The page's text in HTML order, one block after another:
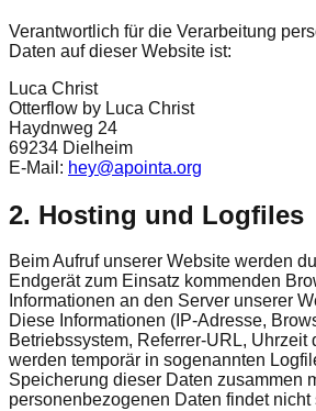
Verantwortlich für die Verarbeitung
Daten auf dieser Website ist:
Luca Christ
Otterflow by Luca Christ
Haydnweg 24
69234 Dielheim
E-Mail: hey@apointa.org
2. Hosting und Logfiles
Beim Aufruf unserer Website werden
Endgerät zum Einsatz kommenden
Informationen an den Server unserer
Diese Informationen (IP-Adresse,
Betriebssystem, Referrer-URL, Uhrzeit
werden temporär in sogenannten
Speicherung dieser Daten zusammen
personenbezogenen Daten findet nicht